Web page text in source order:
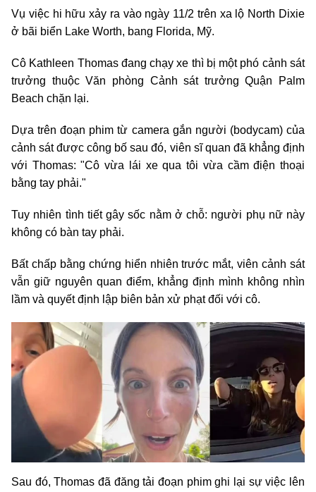
Vụ việc hi hữu xảy ra vào ngày 11/2 trên xa lộ North Dixie
ở bãi biển Lake Worth, bang Florida, Mỹ.
Cô Kathleen Thomas đang chạy xe thì bị một phó cảnh sát
trưởng thuộc Văn phòng Cảnh sát trưởng Quận Palm
Beach chặn lại.
Dựa trên đoạn phim từ camera gắn người (bodycam) của
cảnh sát được công bố sau đó, viên sĩ quan đã khẳng định
với Thomas: "Cô vừa lái xe qua tôi vừa cầm điện thoại
bằng tay phải."
Tuy nhiên tình tiết gây sốc nằm ở chỗ: người phụ nữ này
không có bàn tay phải.
Bất chấp bằng chứng hiển nhiên trước mắt, viên cảnh sát
vẫn giữ nguyên quan điểm, khẳng định mình không nhìn
lầm và quyết định lập biên bản xử phạt đối với cô.
Sau đó, Thomas đã đăng tải đoạn phim ghi lại sự việc lên